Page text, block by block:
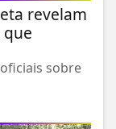
revelam
sobre